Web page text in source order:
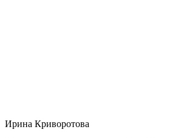
Ирина Криворотова